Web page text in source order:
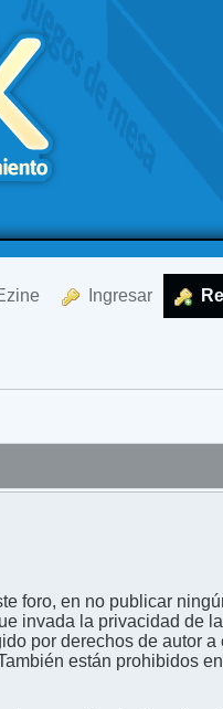
Ingresar
foro, en no publicar
invada la privacidad de
por derechos de autor
están prohibidos